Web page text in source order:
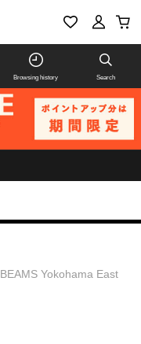
Browsing history Search
BEAMS Yokohama East